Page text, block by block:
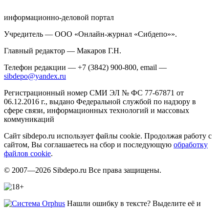
информационно-деловой портал
Учредитель — ООО «Онлайн-журнал «Сибдепо»».
Главный редактор — Макаров Г.Н.
Телефон редакции — +7 (3842) 900-800, email —
sibdepo@yandex.ru
Регистрационный номер СМИ ЭЛ № ФС 77-67871 от
06.12.2016 г., выдано Федеральной службой по надзору в
сфере связи, информационных технологий и массовых
коммуникаций
Сайт sibdepo.ru использует файлы cookie. Продолжая работу с
сайтом, Вы соглашаетесь на сбор и последующую обработку
файлов cookie.
© 2007—2026 Sibdepo.ru Все права защищены.
Нашли ошибку в тексте? Выделите её и